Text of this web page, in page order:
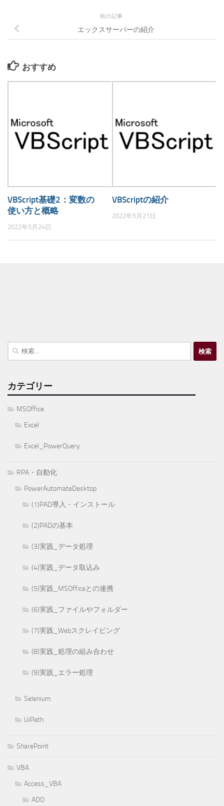
前の記事
エックスサーバーの紹介
おすすめ
VBScript基礎2：変数の
使い方と概略
2022年5月24日
VBScriptの紹介
2022年5月21日
検
カテゴリー
MSOffice
Excel
Excel_PowerQuery
RPA・自動化
PowerAutomateDesktop
(1)PAD導入・インストール
(2)PADの基本
(3)実践_データ処理
(4)実践_データ取込み
(5)実践_MSOfficeとの連携
(6)実践_ファイルやフォルダー
(7)実践_Webスクレイピング
(8)実践_処理の組み合わせ
(9)実践_エラー処理
Selenium
UiPath
SharePoint
VBA
Access_VBA
ADO